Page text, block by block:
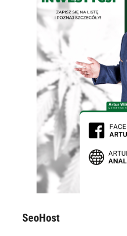
SeoHost